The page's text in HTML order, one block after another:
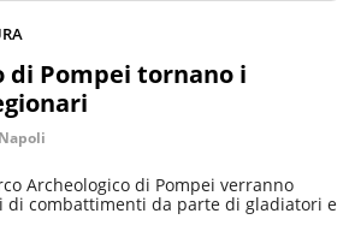
Pompei tornano i
Napoli
Archeologico di Pompei verranno
di combattimenti da parte di gladiatori e